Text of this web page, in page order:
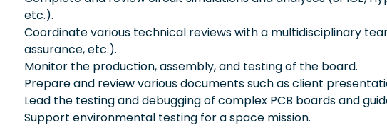
etc.).
Coordinate various technical reviews with a multidisciplinary
assurance, etc.).
Monitor the production, assembly, and testing of the board.
Prepare and review various documents such as client
Lead the testing and debugging of complex PCB boards and
Support environmental testing for a space mission.